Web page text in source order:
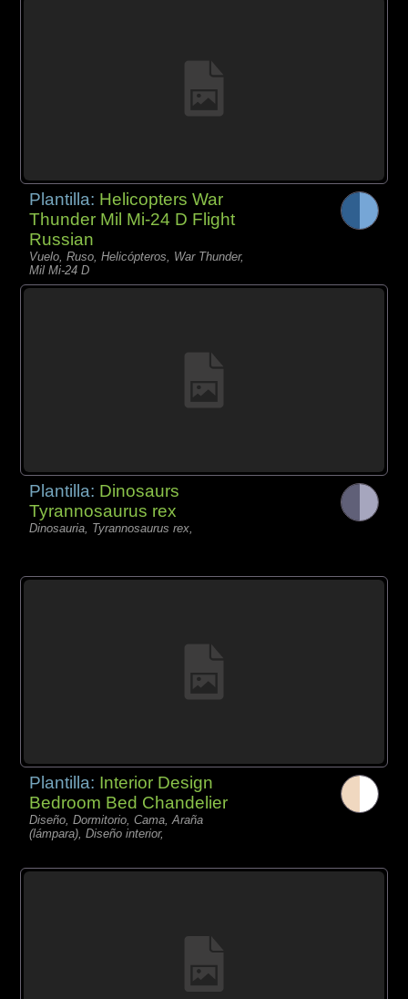
Plantilla: Helicopters War
Thunder Mil Mi-24 D Flight
Russian
Vuelo, Ruso, Helicópteros, War Thunder,
Mil Mi-24 D
Plantilla: Dinosaurs
Tyrannosaurus rex
Dinosauria, Tyrannosaurus rex,
Plantilla: Interior Design
Bedroom Bed Chandelier
Diseño, Dormitorio, Cama, Araña
(lámpara), Diseño interior,